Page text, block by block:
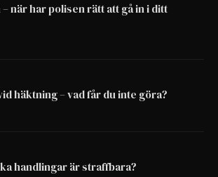
när har polisen rätt att gå in i ditt
häktning – vad får du inte göra?
handlingar är straffbara?